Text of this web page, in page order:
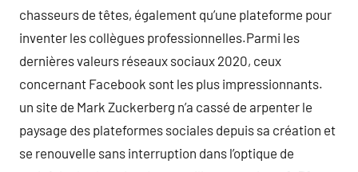
chasseurs de têtes, également qu’une plateforme pour
inventer les collègues professionnelles.Parmi les
dernières valeurs réseaux sociaux 2020, ceux
concernant Facebook sont les plus impressionnants.
un site de Mark Zuckerberg n’a cassé de arpenter le
paysage des plateformes sociales depuis sa création et
se renouvelle sans interruption dans l’optique de